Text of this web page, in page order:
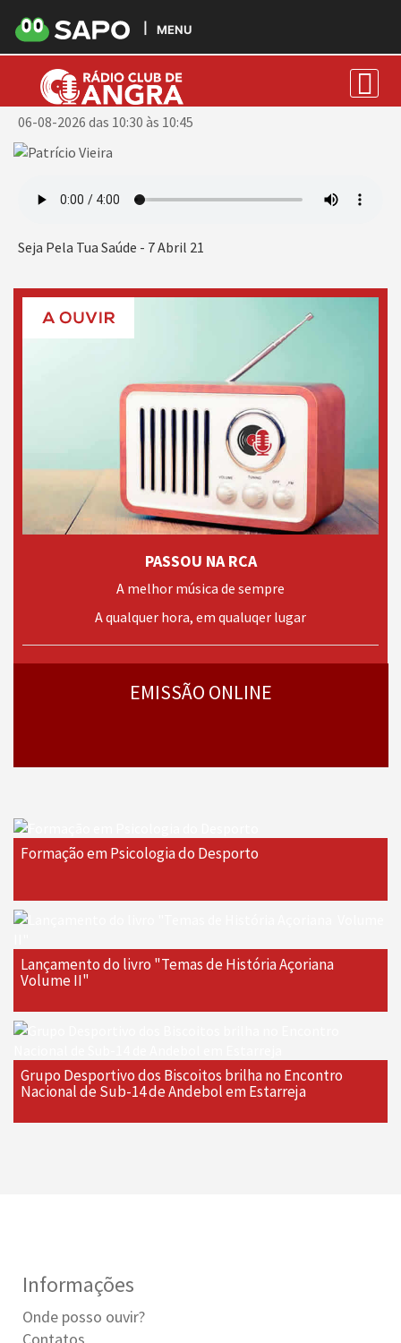
MENU
Patrício Vieira
06-08-2026 das 10:30 às 10:45
Seja Pela Tua Saúde - 7 Abril 21
PASSOU NA RCA
A melhor música de sempre
A qualquer hora, em qualuqer lugar
EMISSÃO ONLINE
Formação em Psicologia do Desporto
Lançamento do livro "Temas de História Açoriana 
Volume II"
Grupo Desportivo dos Biscoitos brilha no Encontro
Nacional de Sub-14 de Andebol em Estarreja
Informações
Onde posso ouvir?
Contatos